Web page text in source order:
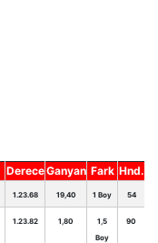
DereceGanyan Fark Hnd.
1.23.68 19,40 1 Boy 54
1.23.82 1,80
1,5
Boy
90